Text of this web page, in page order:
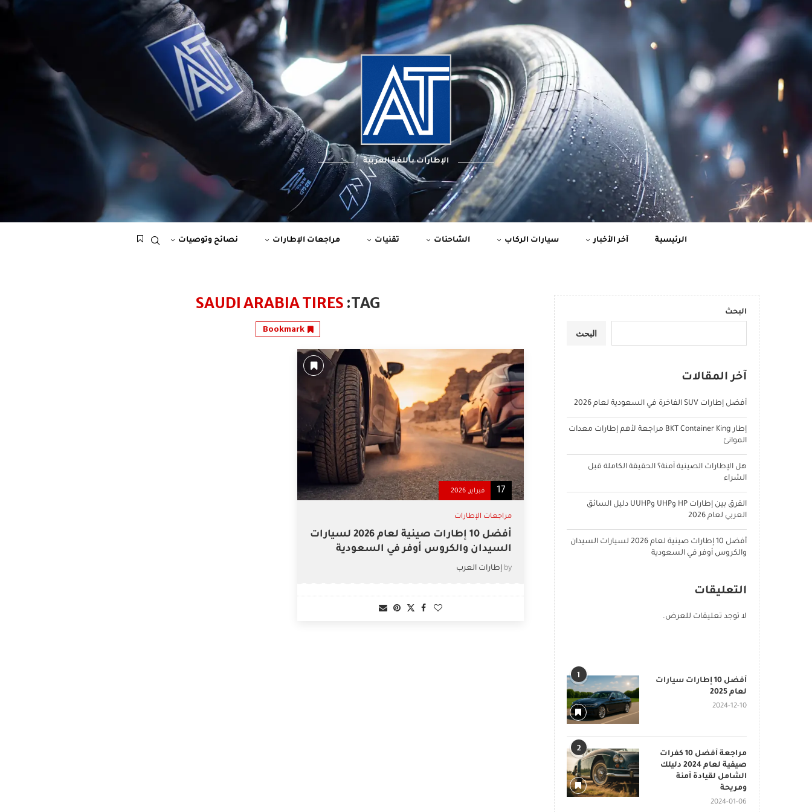
الإطارات باللغة العربية
الرئيسية آخر الأخبار سيارات الركاب الشاحنات تقنيات مراجعات الإطارات نصائح وتوصيات
TAG:
SAUDI ARABIA TIRES
Bookmark
17 فبراير, 2026
مراجعات الإطارات
أفضل 10 إطارات صينية لعام 2026 لسيارات
السيدان والكروس أوفر في السعودية
by إطارات العرب
البحث
البحث
آخر المقالات
أفضل إطارات SUV الفاخرة في السعودية لعام 2026
إطار BKT Container King مراجعة لأهم إطارات معدات
الموانئ
هل الإطارات الصينية آمنة؟ الحقيقة الكاملة قبل
الشراء
الفرق بين إطارات HP وUHP وUUHP دليل السائق
العربي لعام 2026
أفضل 10 إطارات صينية لعام 2026 لسيارات السيدان
والكروس أوفر في السعودية
التعليقات
لا توجد تعليقات للعرض.
1
أفضل 10 إطارات سيارات
لعام 2025
2024-12-10
2
مراجعة أفضل 10 كفرات
صيفية لعام 2024 دليلك
الشامل لقيادة آمنة
ومريحة
2024-01-06